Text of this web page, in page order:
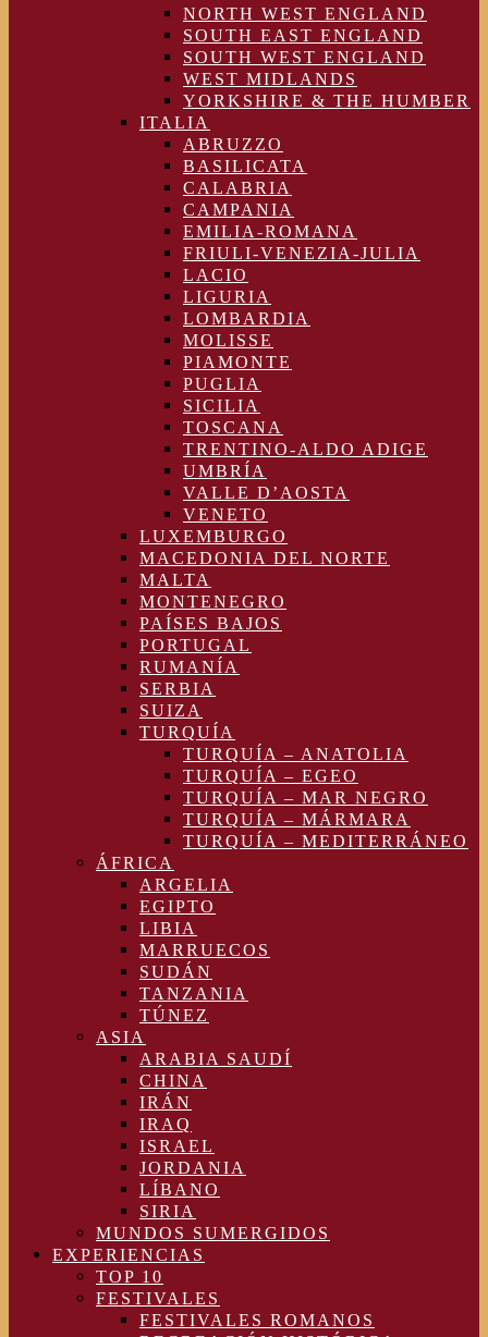
NORTH WEST ENGLAND
SOUTH EAST ENGLAND
SOUTH WEST ENGLAND
WEST MIDLANDS
YORKSHIRE & THE HUMBER
ITALIA
ABRUZZO
BASILICATA
CALABRIA
CAMPANIA
EMILIA-ROMANA
FRIULI-VENEZIA-JULIA
LACIO
LIGURIA
LOMBARDIA
MOLISSE
PIAMONTE
PUGLIA
SICILIA
TOSCANA
TRENTINO-ALDO ADIGE
UMBRÍA
VALLE D’AOSTA
VENETO
LUXEMBURGO
MACEDONIA DEL NORTE
MALTA
MONTENEGRO
PAÍSES BAJOS
PORTUGAL
RUMANÍA
SERBIA
SUIZA
TURQUÍA
TURQUÍA – ANATOLIA
TURQUÍA – EGEO
TURQUÍA – MAR NEGRO
TURQUÍA – MÁRMARA
TURQUÍA – MEDITERRÁNEO
ÁFRICA
ARGELIA
EGIPTO
LIBIA
MARRUECOS
SUDÁN
TANZANIA
TÚNEZ
ASIA
ARABIA SAUDÍ
CHINA
IRÁN
IRAQ
ISRAEL
JORDANIA
LÍBANO
SIRIA
MUNDOS SUMERGIDOS
EXPERIENCIAS
TOP 10
FESTIVALES
FESTIVALES ROMANOS